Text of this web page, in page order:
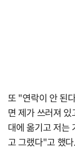
또 "연락이 안 된
면 제가 쓰러져
대에 옮기고 저는
고 그랬다"고 했다.